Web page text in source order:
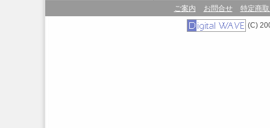
ご案内 お問合せ 特定商
(C)